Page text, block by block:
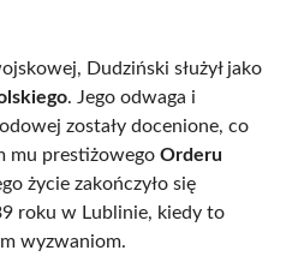
Dudziński służył jako
. Jego odwaga i
zostały docenione, co
mu prestiżowego Orderu
życie zakończyło się
roku w Lublinie, kiedy to
wyzwaniom.